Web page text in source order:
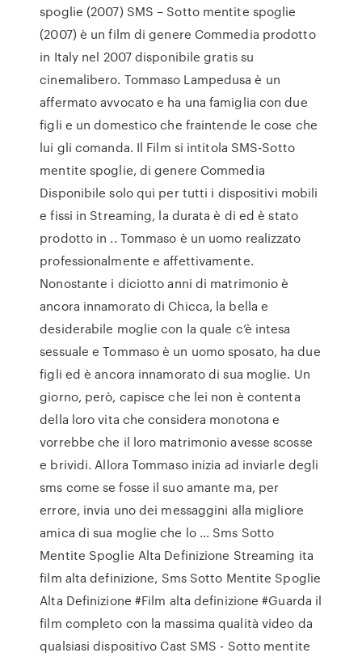
spoglie (2007) SMS – Sotto mentite spoglie
(2007) è un film di genere Commedia prodotto
in Italy nel 2007 disponibile gratis su
cinemalibero. Tommaso Lampedusa è un
affermato avvocato e ha una famiglia con due
figli e un domestico che fraintende le cose che
lui gli comanda. Il Film si intitola SMS-Sotto
mentite spoglie, di genere Commedia
Disponibile solo qui per tutti i dispositivi mobili
e fissi in Streaming, la durata è di ed è stato
prodotto in .. Tommaso è un uomo realizzato
professionalmente e affettivamente.
Nonostante i diciotto anni di matrimonio è
ancora innamorato di Chicca, la bella e
desiderabile moglie con la quale c’è intesa
sessuale e Tommaso è un uomo sposato, ha due
figli ed è ancora innamorato di sua moglie. Un
giorno, però, capisce che lei non è contenta
della loro vita che considera monotona e
vorrebbe che il loro matrimonio avesse scosse
e brividi. Allora Tommaso inizia ad inviarle degli
sms come se fosse il suo amante ma, per
errore, invia uno dei messaggini alla migliore
amica di sua moglie che lo … Sms Sotto
Mentite Spoglie Alta Definizione Streaming ita
film alta definizione, Sms Sotto Mentite Spoglie
Alta Definizione #Film alta definizione #Guarda il
film completo con la massima qualità video da
qualsiasi dispositivo Cast SMS - Sotto mentite